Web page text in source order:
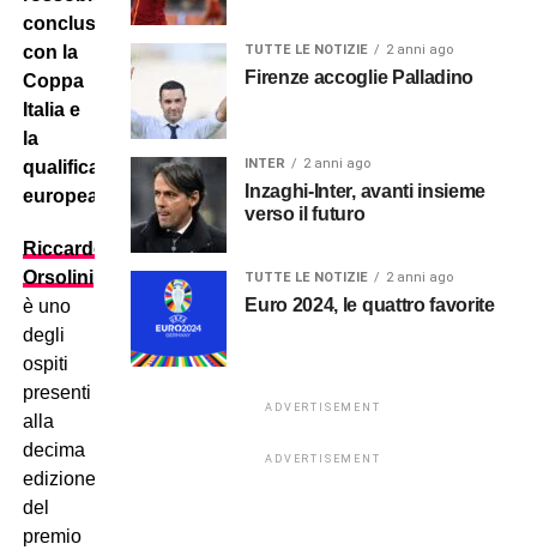
conclusa
con la
Coppa
Italia e
la
qualificazione
europea.
Riccardo
Orsolini
è uno
degli
ospiti
presenti
alla
decima
edizione
del
premio
TUTTE LE NOTIZIE 2 anni ago
Firenze accoglie Palladino
INTER 2 anni ago
Inzaghi-Inter, avanti insieme
verso il futuro
TUTTE LE NOTIZIE 2 anni ago
Euro 2024, le quattro favorite
ADVERTISEMENT
ADVERTISEMENT